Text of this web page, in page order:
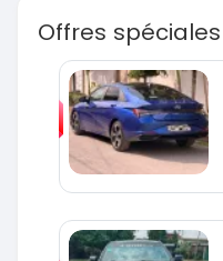
Offres spéciales